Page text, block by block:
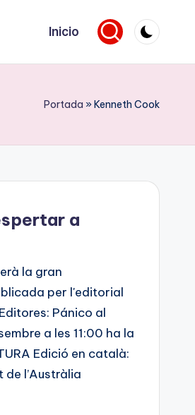
Inicio
Portada »Kenneth Cook
a
la gran
per l'editorial
Pánico al
a les 11:00 ha la
Edició en català:
l’Austràlia